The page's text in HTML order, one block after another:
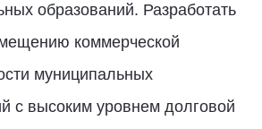
образований. Разработать
коммерческой
муниципальных
с высоким уровнем долговой